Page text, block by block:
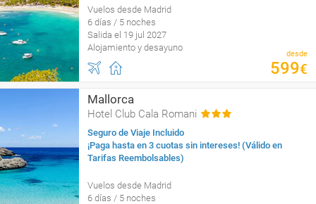
Vuelos desde Madrid
6 días / 5 noches
Salida el 19 jul 2027
Alojamiento y desayuno
desde
599€
Mallorca
Hotel Club Cala Romani
Seguro de Viaje Incluido
¡Paga hasta en 3 cuotas sin intereses! (Válido en
Tarifas Reembolsables)
Vuelos desde Madrid
6 días / 5 noches